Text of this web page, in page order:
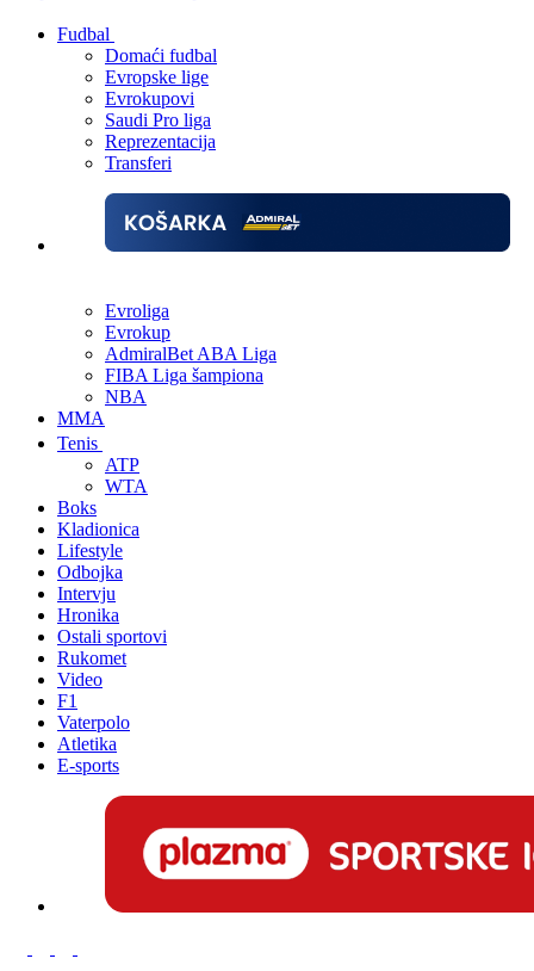
Fudbal
Domaći fudbal
Evropske lige
Evrokupovi
Saudi Pro liga
Reprezentacija
Transferi
Evroliga
Evrokup
AdmiralBet ABA Liga
FIBA Liga šampiona
NBA
MMA
Tenis
ATP
WTA
Boks
Kladionica
Lifestyle
Odbojka
Intervju
Hronika
Ostali sportovi
Rukomet
Video
F1
Vaterpolo
Atletika
E-sports